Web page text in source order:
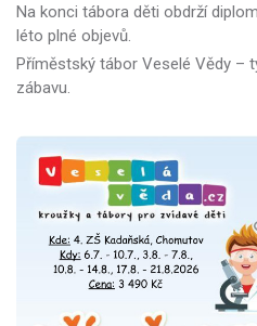
Na konci tábora děti obdrží
léto plné objevů.
Příměstský tábor Veselé Vědy –
zábavu.